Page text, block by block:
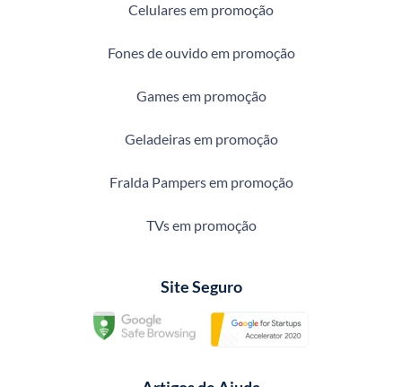
Celulares em promoção
Fones de ouvido em promoção
Games em promoção
Geladeiras em promoção
Fralda Pampers em promoção
TVs em promoção
Site Seguro